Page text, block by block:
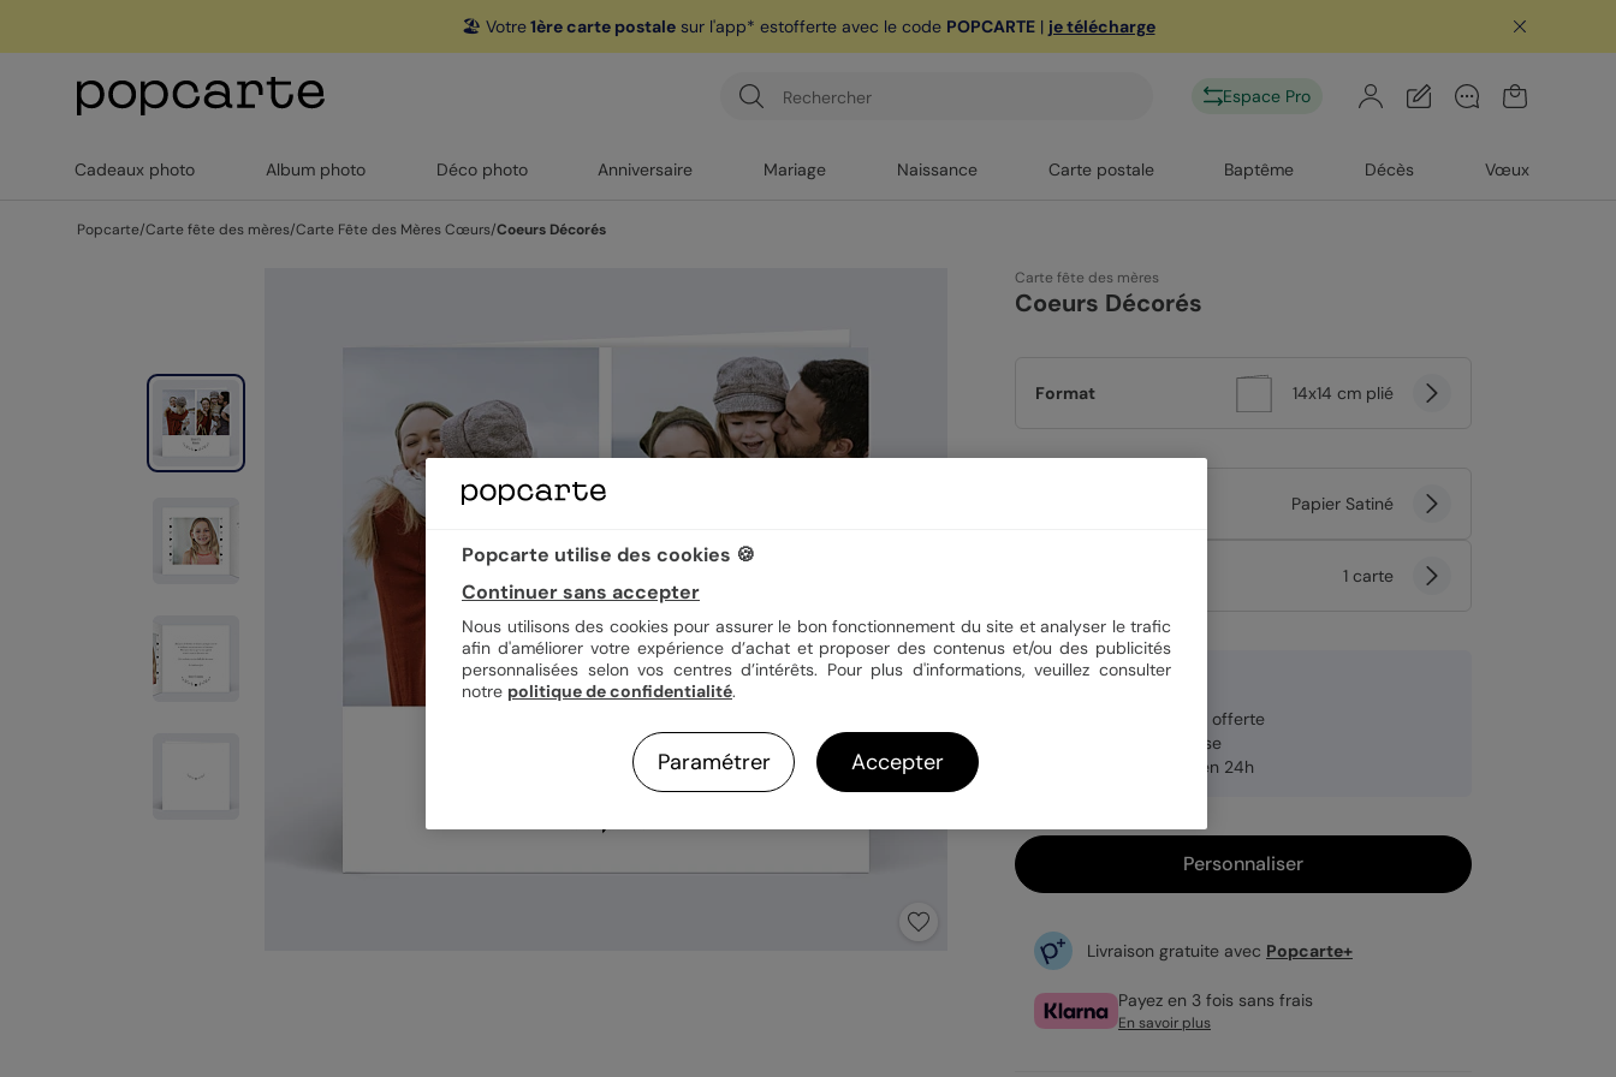
🏖️ Votre1ère carte postalesur l'app* estofferte avec le code POPCARTE| je télécharge
Espace Pro
Cadeaux photo Album photo Déco photo Anniversaire Mariage Naissance Carte postale Baptême Décès Vœux
Popcarte/Carte fête des mères/Carte Fête des Mères Cœurs/Coeurs Décorés
Carte fête des mères
Coeurs Décorés
Format 14x14 cm plié
Papier Satiné
1 carte
3,99 €
Enveloppe blanche offerte
Fabrication française
Expédition rapide en 24h
Personnaliser
Livraison gratuite avec Popcarte+
Payez en 3 fois sans frais
En savoir plus
Popcarte utilise des cookies 🍪
Continuer sans accepter
Nous utilisons des cookies pour assurer le bon fonctionnement du site et analyser le trafic
afin d'améliorer votre expérience d’achat et proposer des contenus et/ou des publicités
personnalisées selon vos centres d’intérêts. Pour plus d'informations, veuillez consulter
notre politique de confidentialité.
Paramétrer Accepter